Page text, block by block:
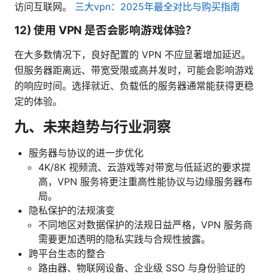
访问互联网。 三大vpn：2025年最全对比与购买指南
12) 使用 VPN 是否会影响游戏体验？
在大多数情况下，良好配置的 VPN 不应显著增加延迟。
但服务器距离远、带宽受限或高并发时，可能会影响游戏
的响应时间。选择就近、负载低的服务器通常能获得更稳
定的体验。
九、未来趋势与行业洞察
服务器与协议的进一步优化
4K/8K 视频流、云游戏等对带宽与低延迟的要求提
高，VPN 服务将更注重高性能协议与边缘服务器布
局。
隐私保护的法规演变
不同地区对数据保护的法规日益严格，VPN 服务商
需要更加透明的隐私实践与合规性披露。
跨平台生态的整合
路由器、物联网设备、企业级 SSO 与身份验证的